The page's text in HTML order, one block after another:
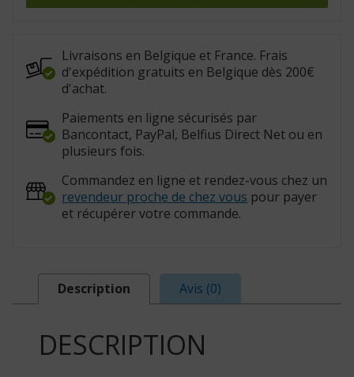
855090)
Livraisons en Belgique et France. Frais
d'expédition gratuits en Belgique dès 200€
d'achat.
Paiements en ligne sécurisés par
Bancontact, PayPal, Belfius Direct Net ou en
plusieurs fois.
Commandez en ligne et rendez-vous chez un
revendeur proche de chez vous pour payer
et récupérer votre commande.
Description Avis (0)
DESCRIPTION